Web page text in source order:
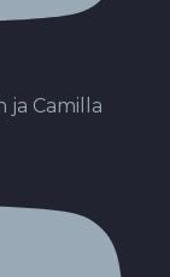
ja Camilla